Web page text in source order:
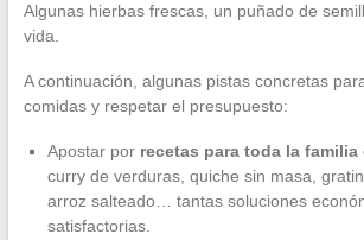
Algunas hierbas frescas, un puñado de
vida.
A continuación, algunas pistas concretas
comidas y respetar el presupuesto:
Apostar por recetas para toda la
curry de verduras, quiche sin masa,
arroz salteado… tantas soluciones
satisfactorias.